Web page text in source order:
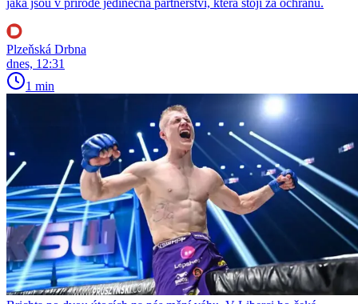
Plzeňská Drbna
dnes, 12:31
1 min